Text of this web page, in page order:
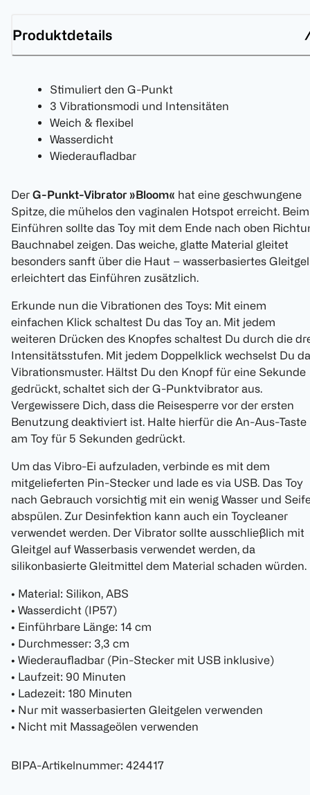
Produktdetails
Stimuliert den G-Punkt
3 Vibrationsmodi und Intensitäten
Weich & flexibel
Wasserdicht
Wiederaufladbar
Der G-Punkt-Vibrator »Bloom« hat eine geschwungene
Spitze, die mühelos den vaginalen Hotspot erreicht. Beim
Einführen sollte das Toy mit dem Ende nach oben
Bauchnabel zeigen. Das weiche, glatte Material gleitet
besonders sanft über die Haut – wasserbasiertes Gleitgel
erleichtert das Einführen zusätzlich.
Erkunde nun die Vibrationen des Toys: Mit einem
einfachen Klick schaltest Du das Toy an. Mit jedem
weiteren Drücken des Knopfes schaltest Du durch die
Intensitätsstufen. Mit jedem Doppelklick wechselst Du
Vibrationsmuster. Hältst Du den Knopf für eine Sekunde
gedrückt, schaltet sich der G-Punktvibrator aus.
Vergewissere Dich, dass die Reisesperre vor der ersten
Benutzung deaktiviert ist. Halte hierfür die An-Aus-Taste
am Toy für 5 Sekunden gedrückt.
Um das Vibro-Ei aufzuladen, verbinde es mit dem
mitgelieferten Pin-Stecker und lade es via USB. Das Toy
nach Gebrauch vorsichtig mit ein wenig Wasser und
abspülen. Zur Desinfektion kann auch ein Toycleaner
verwendet werden. Der Vibrator sollte ausschließlich mit
Gleitgel auf Wasserbasis verwendet werden, da
silikonbasierte Gleitmittel dem Material schaden würden.
• Material: Silikon, ABS
• Wasserdicht (IP57)
• Einführbare Länge: 14 cm
• Durchmesser: 3,3 cm
• Wiederaufladbar (Pin-Stecker mit USB inklusive)
• Laufzeit: 90 Minuten
• Ladezeit: 180 Minuten
• Nur mit wasserbasierten Gleitgelen verwenden
• Nicht mit Massageölen verwenden
BIPA-Artikelnummer: 424417